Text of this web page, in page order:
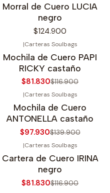
Morral de Cuero LUCIA
negro
$124.900
|Carteras Soulbags
Mochila de Cuero PAPI
RICKY castaño
$81.830$116.900
|Carteras Soulbags
Mochila de Cuero
ANTONELLA castaño
$97.930$139.900
|Carteras Soulbags
Cartera de Cuero IRINA
negro
$81.830$116.900